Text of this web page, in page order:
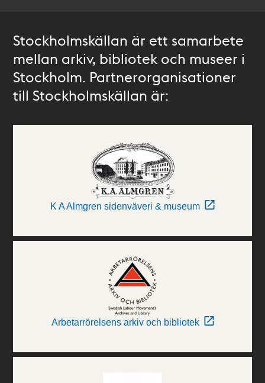
Stockholmskällan är ett samarbete
mellan arkiv, bibliotek och museer i
Stockholm. Partnerorganisationer
till Stockholmskällan är:
K A Almgren sidenväveri & museum
Arbetarrörelsens arkiv och bibliotek